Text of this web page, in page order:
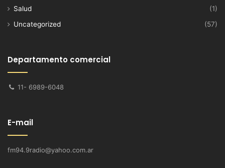
Salud
(1)
Uncategorized
(57)
Departamento comercial
11- 6989-6048
E-mail
fm94.9radio@yahoo.com.ar